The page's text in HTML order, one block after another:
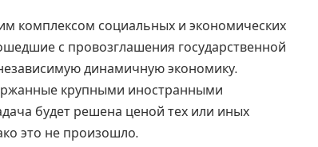
комплексом социальных и экономических
с провозглашения государственной
динамичную экономику.
крупными иностранными
будет решена ценой тех или иных
это не произошло.